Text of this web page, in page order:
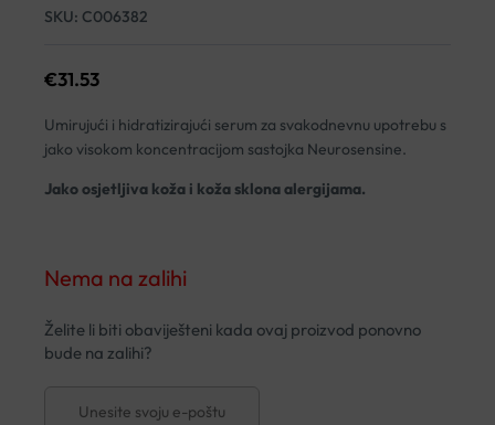
SKU: C006382
€31.53
Umirujući i hidratizirajući serum za svakodnevnu upotrebu s
jako visokom koncentracijom sastojka Neurosensine.
Jako osjetljiva koža i koža sklona alergijama.
Nema na zalihi